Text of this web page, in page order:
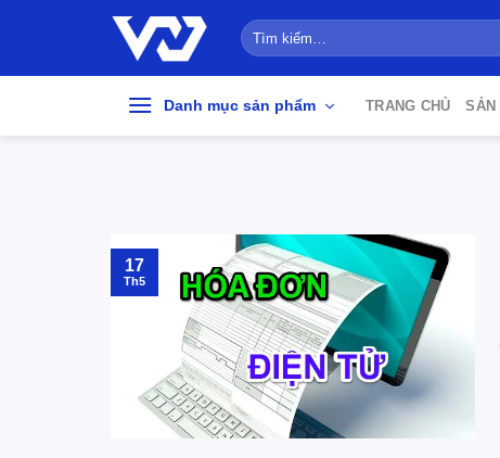
Tìm
kiếm:
Danh mục sản phẩm TRANG CHỦ SẢN
17
Th5